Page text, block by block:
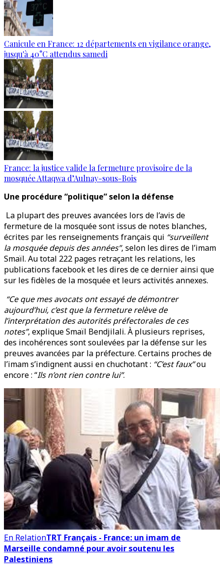
Canicule en France: 12 départements en vigilance orange,
jusqu'à 40°C attendus samedi
France: la justice valide la fermeture provisoire de la
mosquée Attaqwa d’Aulnay-sous-Bois
Une procédure “politique” selon la défense
La plupart des preuves avancées lors de l’avis de
fermeture de la mosquée sont issus de notes blanches,
écrites par les renseignements français qui “surveillent
la mosquée depuis des années”, selon les dires de l’imam
Smaïl. Au total 222 pages retraçant les relations, les
publications facebook et les dires de ce dernier ainsi que
sur les fidèles de la mosquée et leurs activités annexes.
“Ce que mes avocats ont essayé de démontrer
aujourd’hui, c’est que la fermeture relève de
l’interprétation des autorités préfectorales de ces
notes”, explique Smaïl Bendjilali. À plusieurs reprises,
des incohérences sont soulevées par la défense sur les
preuves avancées par la préfecture. Certains proches de
l’imam s’indignent aussi en chuchotant : “C’est faux”ou
encore : “Ils n’ont rien contre lui”.
En RelationTRT Français - France: un imam de
Marseille condamné pour avoir soutenu les
Palestiniens